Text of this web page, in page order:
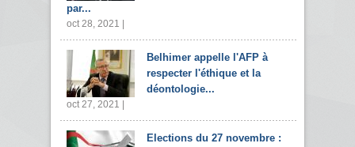
par...
oct 28, 2021 |
Belhimer appelle l'AFP à
respecter l'éthique et la
déontologie...
oct 27, 2021 |
Elections du 27 novembre :